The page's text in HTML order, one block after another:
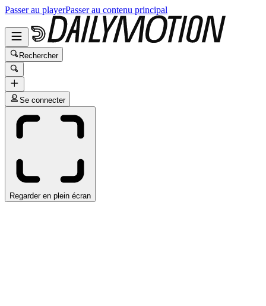
Passer au playerPasser au contenu principal
Rechercher
Se connecter
Regarder en plein écran